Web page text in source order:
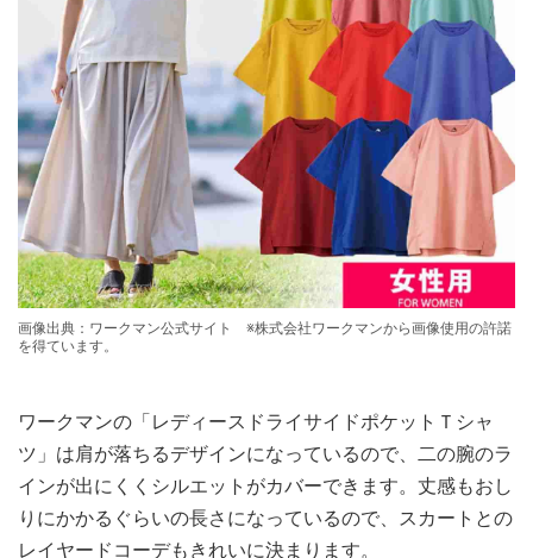
画像出典：ワークマン公式サイト ※株式会社ワークマンから画像使用の許諾
を得ています。
ワークマンの「レディースドライサイドポケットＴシャ
ツ」は肩が落ちるデザインになっているので、二の腕のラ
インが出にくくシルエットがカバーできます。丈感もおし
りにかかるぐらいの長さになっているので、スカートとの
レイヤードコーデもきれいに決まります。